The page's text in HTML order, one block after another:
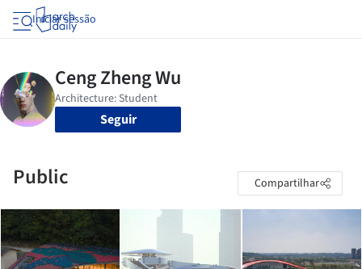
Iniciar sessão
Seguir
Public Compartilhar